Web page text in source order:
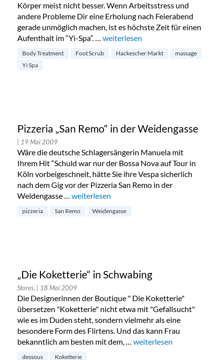
Körper meist nicht besser. Wenn Arbeitsstress und
andere Probleme Dir eine Erholung nach Feierabend
gerade unmöglich machen, ist es höchste Zeit für einen
Aufenthalt im “Yi-Spa”. … „„Yi-Spa“ am Hackeschen Markt“
weiterlesen
Body Treatment Foot Scrub Hackescher Markt
massage
Yi Spa
Pizzeria „San Remo“ in der Weidengasse
| 19 Mai 2009
Wäre die deutsche Schlagersängerin Manuela mit
Ihrem Hit “Schuld war nur der Bossa Nova auf Tour in
Köln vorbeigeschneit, hätte Sie ihre Vespa sicherlich
nach dem Gig vor der Pizzeria San Remo in der
Weidengasse … „Pizzeria „San Remo“ in der Weidengasse“
weiterlesen
pizzeria San Remo Weidengasse
„Die Koketterie“ in Schwabing
Stores, | 18 Mai 2009
Die Designerinnen der Boutique " Die Koketterie"
übersetzen "Koketterie" nicht etwa mit "Gefallsucht"
wie es im Duden steht, sondern vielmehr als eine
besondere Form des Flirtens. Und das kann Frau
bekanntlich am besten mit dem, … „„Die Koketterie“ in
weiterlesen
dessous Koketterie